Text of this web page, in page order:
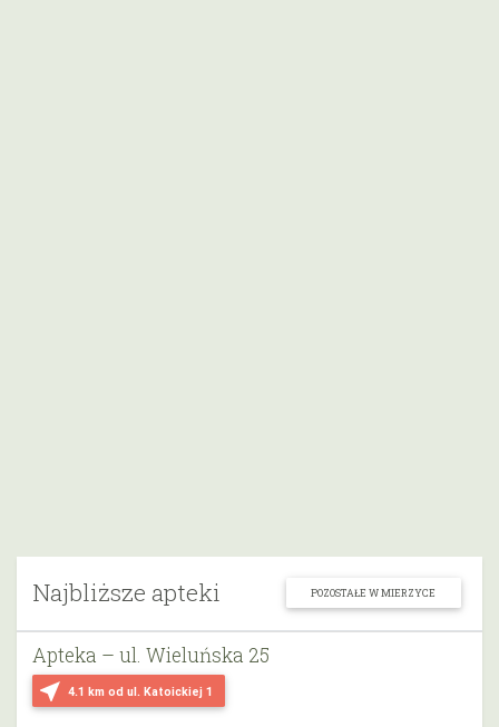
Najbliższe apteki POZOSTAŁE W MIERZYCE
near_me 4.1 km od ul. Katoickiej 1
Apteka – ul. Wieluńska 25